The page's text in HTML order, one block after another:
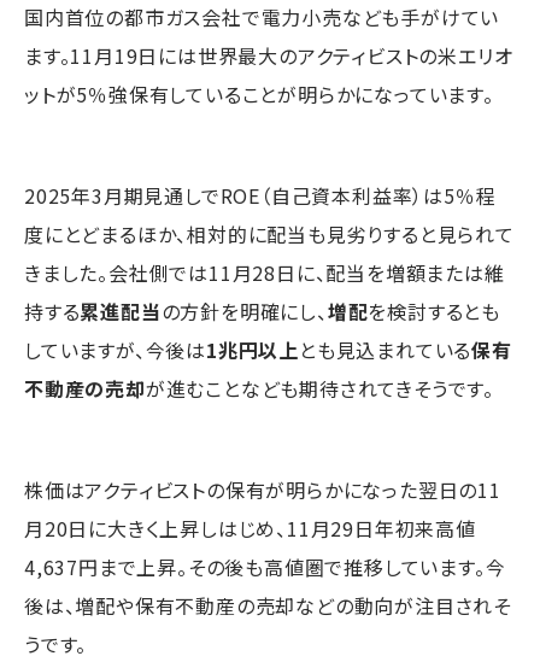
国内首位の都市ガス会社で電力小売なども手がけてい
ます。11月19日には世界最大のアクティビストの米エリオ
ットが5％強保有していることが明らかになっています。
2025年3月期見通しでROE（自己資本利益率）は5％程
度にとどまるほか、相対的に配当も見劣りすると見られて
きました。会社側では11月28日に、配当を増額または維
持する累進配当の方針を明確にし、増配を検討するとも
していますが、今後は1兆円以上とも見込まれている保有
不動産の売却が進むことなども期待されてきそうです。
株価はアクティビストの保有が明らかになった翌日の11
月20日に大きく上昇しはじめ、11月29日年初来高値
4,637円まで上昇。その後も高値圏で推移しています。今
後は、増配や保有不動産の売却などの動向が注目されそ
うです。